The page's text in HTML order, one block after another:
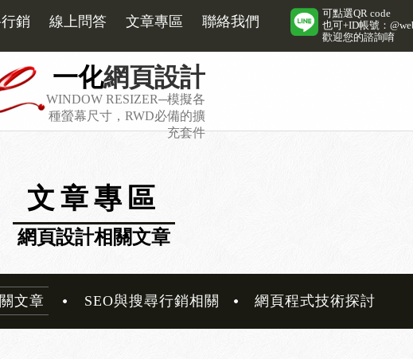
銷 線上問答 文章專區 聯絡我們
可點選QR code
也可+ID帳號：
歡迎您的諮詢唷
一化網頁設計
WINDOW RESIZER─模擬各
種螢幕尺寸，RWD必備的擴
充套件
文章專區
網頁設計相關文章
文章 SEO與搜尋行銷相關 網頁程式技術探討